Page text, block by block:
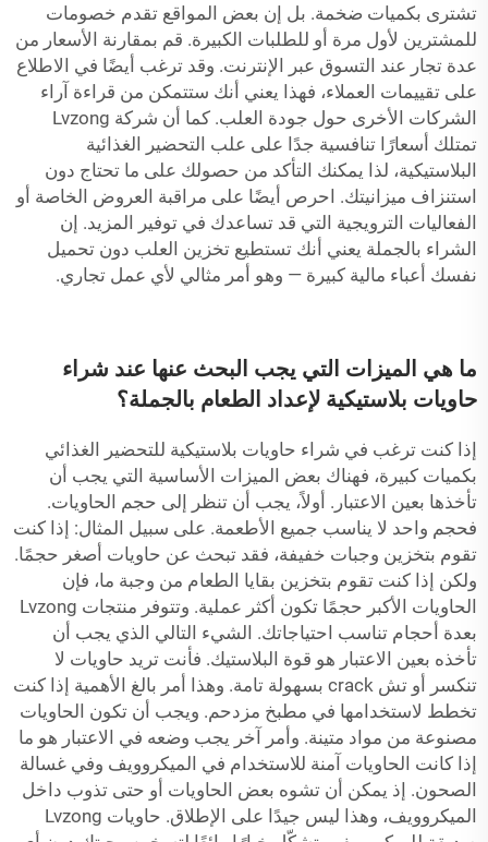
تشترى بكميات ضخمة. بل إن بعض المواقع تقدم خصومات
للمشترين لأول مرة أو للطلبات الكبيرة. قم بمقارنة الأسعار من
عدة تجار عند التسوق عبر الإنترنت. وقد ترغب أيضًا في الاطلاع
على تقييمات العملاء، فهذا يعني أنك ستتمكن من قراءة آراء
الشركات الأخرى حول جودة العلب. كما أن شركة Lvzong
تمتلك أسعارًا تنافسية جدًا على علب التحضير الغذائية
البلاستيكية، لذا يمكنك التأكد من حصولك على ما تحتاج دون
استنزاف ميزانيتك. احرص أيضًا على مراقبة العروض الخاصة أو
الفعاليات الترويجية التي قد تساعدك في توفير المزيد. إن
الشراء بالجملة يعني أنك تستطيع تخزين العلب دون تحميل
نفسك أعباء مالية كبيرة — وهو أمر مثالي لأي عمل تجاري.
ما هي الميزات التي يجب البحث عنها عند شراء
حاويات بلاستيكية لإعداد الطعام بالجملة؟
إذا كنت ترغب في شراء حاويات بلاستيكية للتحضير الغذائي
بكميات كبيرة، فهناك بعض الميزات الأساسية التي يجب أن
تأخذها بعين الاعتبار. أولاً، يجب أن تنظر إلى حجم الحاويات.
فحجم واحد لا يناسب جميع الأطعمة. على سبيل المثال: إذا كنت
تقوم بتخزين وجبات خفيفة، فقد تبحث عن حاويات أصغر حجمًا.
ولكن إذا كنت تقوم بتخزين بقايا الطعام من وجبة ما، فإن
الحاويات الأكبر حجمًا تكون أكثر عملية. وتتوفر منتجات Lvzong
بعدة أحجام تناسب احتياجاتك. الشيء التالي الذي يجب أن
تأخذه بعين الاعتبار هو قوة البلاستيك. فأنت تريد حاويات لا
تنكسر أو تش crack بسهولة تامة. وهذا أمر بالغ الأهمية إذا كنت
تخطط لاستخدامها في مطبخ مزدحم. ويجب أن تكون الحاويات
مصنوعة من مواد متينة. وأمر آخر يجب وضعه في الاعتبار هو ما
إذا كانت الحاويات آمنة للاستخدام في الميكروويف وفي غسالة
الصحون. إذ يمكن أن تشوه بعض الحاويات أو حتى تذوب داخل
الميكروويف، وهذا ليس جيدًا على الإطلاق. حاويات Lvzong